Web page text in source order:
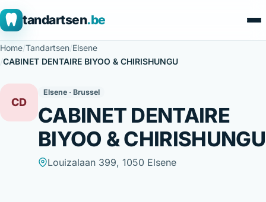
tandartsen.be
Home/Tandartsen/Elsene
/CABINET DENTAIRE BIYOO & CHIRISHUNGU
CD
Elsene · Brussel
CABINET DENTAIRE
BIYOO & CHIRISHUNGU
Louizalaan 399, 1050 Elsene